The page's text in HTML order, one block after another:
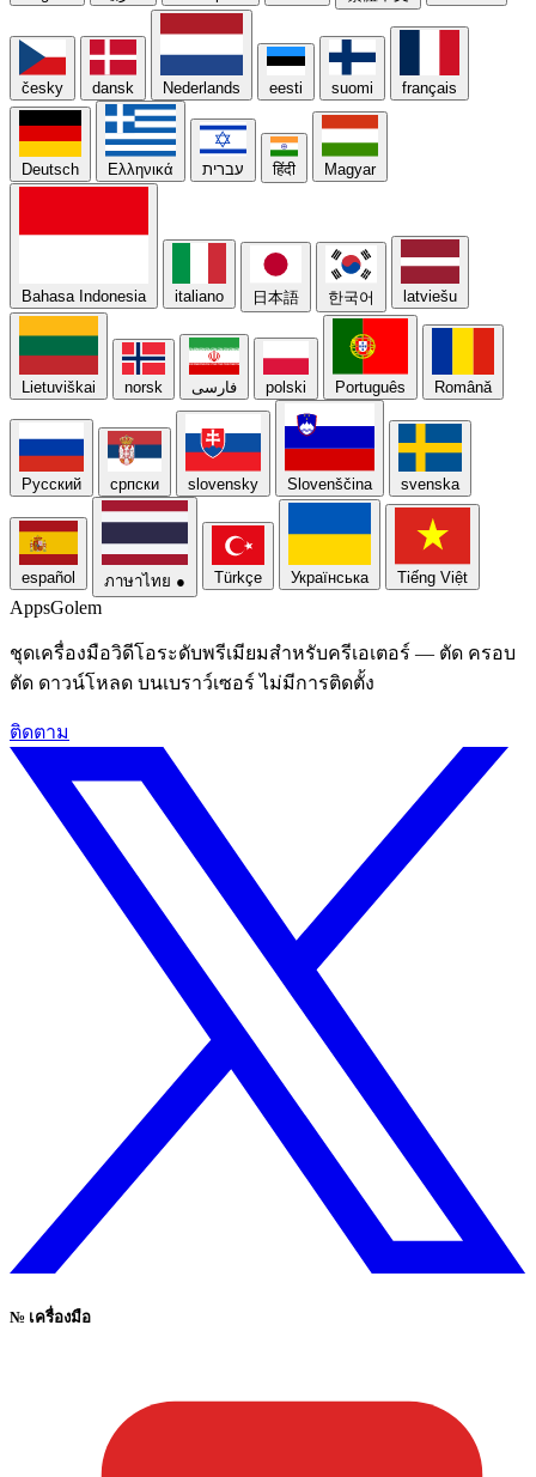
česky dansk Nederlands eesti suomi français
Deutsch Ελληνικά עברית हिंदी Magyar
Bahasa Indonesia italiano 日本語 한국어 latviešu
Lietuviškai norsk فارسی polski Português Română
Русский српски slovensky Slovenščina svenska
español ภาษาไทย ● Türkçe Українська Tiếng Việt
AppsGolem
ชุดเครื่องมือวิดีโอระดับพรีเมียมสําหรับครีเอเตอร์ — ตัด ครอบ
ตัด ดาวน์โหลด บนเบราว์เซอร์ ไม่มีการติดตั้ง
ติดตาม
№ เครื่องมือ